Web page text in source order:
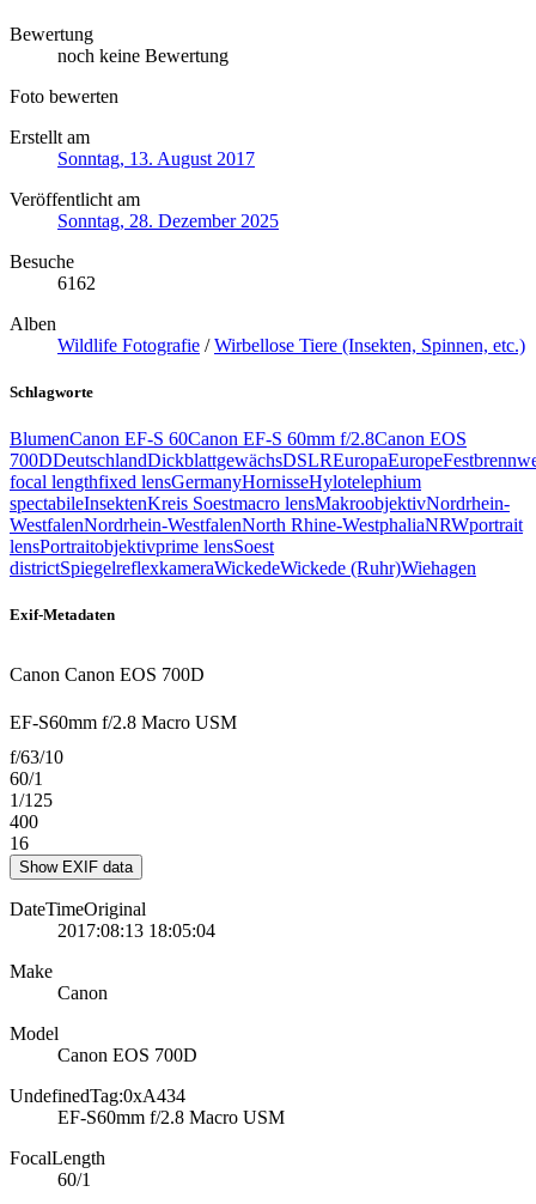
Bewertung
noch keine Bewertung
Foto bewerten
Erstellt am
Sonntag, 13. August 2017
Veröffentlicht am
Sonntag, 28. Dezember 2025
Besuche
6162
Alben
Wildlife Fotografie /Wirbellose Tiere (Insekten, Spinnen, etc.)
Schlagworte
BlumenCanon EF-S 60Canon EF-S 60mm f/2.8Canon EOS
700DDeutschlandDickblattgewächsDSLREuropaEurope
focal lengthfixed lensGermanyHornisseHylotelephium
spectabileInsektenKreis Soestmacro lensMakroobjektivNordrhein-
WestfalenNordrhein-WestfalenNorth Rhine‑WestphaliaNRWportrait
lensPortraitobjektivprime lensSoest
districtSpiegelreflexkameraWickedeWickede (Ruhr)Wiehagen
Exif-Metadaten
Canon Canon EOS 700D
EF-S60mm f/2.8 Macro USM
f/63/10
60/1
1/125
400
16
Show EXIF data
DateTimeOriginal
2017:08:13 18:05:04
Make
Canon
Model
Canon EOS 700D
UndefinedTag:0xA434
EF-S60mm f/2.8 Macro USM
FocalLength
60/1